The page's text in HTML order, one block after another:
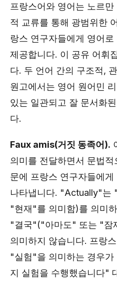
프랑스어와 영어는 노르
적 교류를 통해 광범위한
랑스 연구자들에게 영어
제공합니다. 이 공유 어휘
다. 두 언어 간의 구조적,
원고에서는 영어 원어민
있는 일관되고 잘 문서화
다.
Faux amis(거짓 동족어).
의미를 전달하면서 문법
문에 프랑스 연구자들에
나타냅니다. "Actually"는
"현재"를 의미함)를 의미
"결국"("아마도" 또는 "잠
의미하지 않습니다. 프랑
"실험"을 의미하는 경우
지 실험을 수행했습니다"